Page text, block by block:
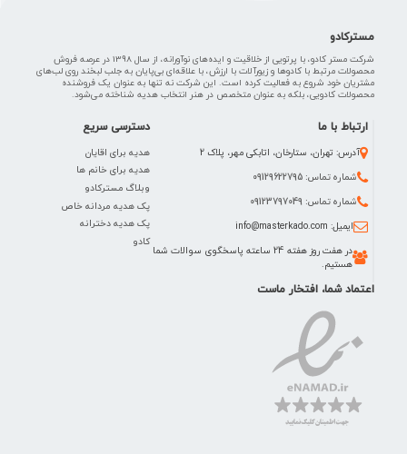
مسترکادو
شرکت مستر کادو، با پرتویی از خلاقیت و ایده‌های نوآورانه، از سال 1398 در عرصه فروش
محصولات مرتبط با کادوها و زیورآلات با ارزش، با علاقه‌ای بی‌پایان به جلب لبخند روی لب‌های
مشتریان خود شروع به فعالیت کرده است. این شرکت نه تنها به عنوان یک فروشنده
محصولات کادویی، بلکه به عنوان متخصص در هنر انتخاب هدیه شناخته می‌شود.
ارتباط با ما
آدرس: تهران، ستارخان، اتابکی مهر، پلاک 2
شماره تماس: 09129622795
شماره تماس: 09123797049
ایمیل: info@masterkado.com
در هفت روز هفته 24 ساعته پاسخگوی سوالات شما
هستیم.
دسترسی سریع
هدیه برای اقایان
هدیه برای خانم ها
وبلاگ مسترکادو
پک هدیه مردانه خاص
پک هدیه دخترانه
کادو
اعتماد شما، افتخار ماست